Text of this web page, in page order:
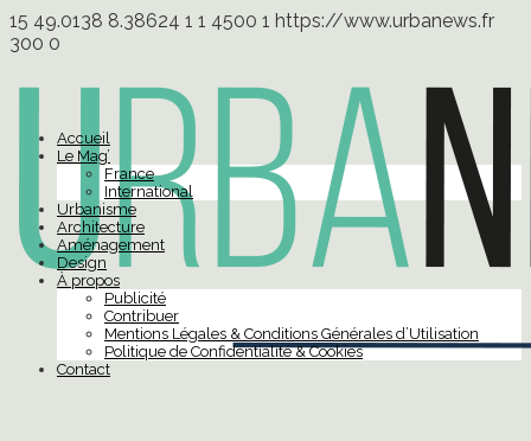
15 49.0138 8.38624 1 1 4500 1 https://www.urbanews.fr
300 0
Accueil
Le Mag’
France
International
Urbanisme
Architecture
Aménagement
Design
À propos
Publicité
Contribuer
Mentions Légales & Conditions Générales d’Utilisation
Politique de Confidentialité & Cookies
Contact